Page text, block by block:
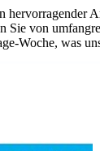
Sie von
Woche, was